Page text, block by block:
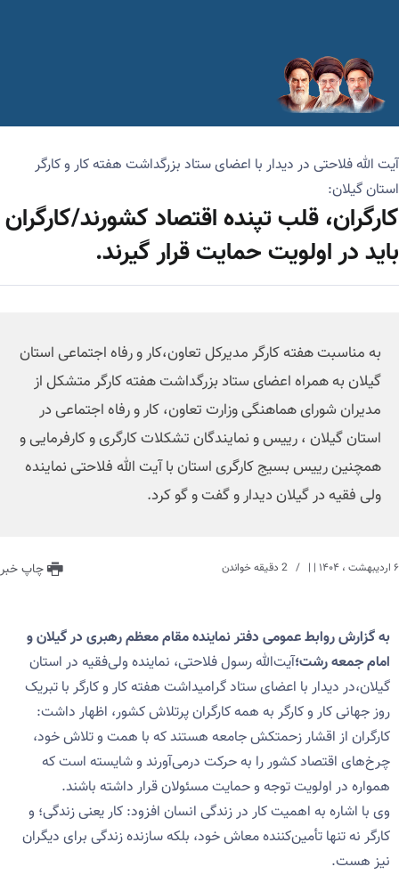
آیت الله فلاحتی در دیدار با اعضای ستاد بزرگداشت هفته کار و کارگر
استان گیلان:
کارگران، قلب تپنده اقتصاد کشورند/کارگران
باید در اولویت حمایت قرار گیرند.
به مناسبت هفته کارگر مدیرکل تعاون،کار و رفاه اجتماعی استان
گیلان به همراه اعضای ستاد بزرگداشت هفته کارگر متشکل از
مدیران شورای هماهنگی وزارت تعاون، کار و رفاه اجتماعی در
استان گیلان ، رییس و نمایندگان تشکلات کارگری و کارفرمایی و
همچنین رییس بسیج کارگری استان با آیت الله فلاحتی نماینده
ولی فقیه در گیلان دیدار و گفت و گو کرد.
۶ اردیبهشت ، ۱۴۰۴ | | چاپ خبر
به گزارش روابط عمومی دفتر نماینده مقام معظم رهبری در گیلان و
امام جمعه رشت؛آیت‌الله رسول فلاحتی، نماینده ولی‌فقیه در استان
گیلان،در دیدار با اعضای ستاد گرامیداشت هفته کار و کارگر با تبریک
روز جهانی کار و کارگر به همه کارگران پرتلاش کشور، اظهار داشت:
کارگران از اقشار زحمتکش جامعه هستند که با همت و تلاش خود،
چرخ‌های اقتصاد کشور را به حرکت درمی‌آورند و شایسته است که
همواره در اولویت توجه و حمایت مسئولان قرار داشته باشند.
وی با اشاره به اهمیت کار در زندگی انسان افزود: کار یعنی زندگی؛ و
کارگر نه تنها تأمین‌کننده معاش خود، بلکه سازنده زندگی برای دیگران
نیز هست.